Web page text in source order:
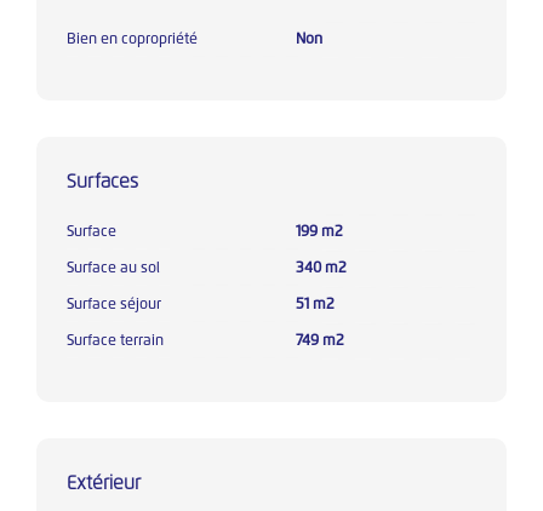
Bien en copropriété Non
Surfaces
Surface 199 m2
Surface au sol 340 m2
Surface séjour 51 m2
Surface terrain 749 m2
Extérieur